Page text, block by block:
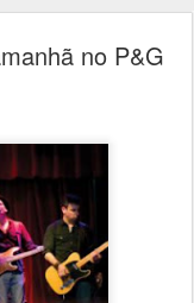
no P&G